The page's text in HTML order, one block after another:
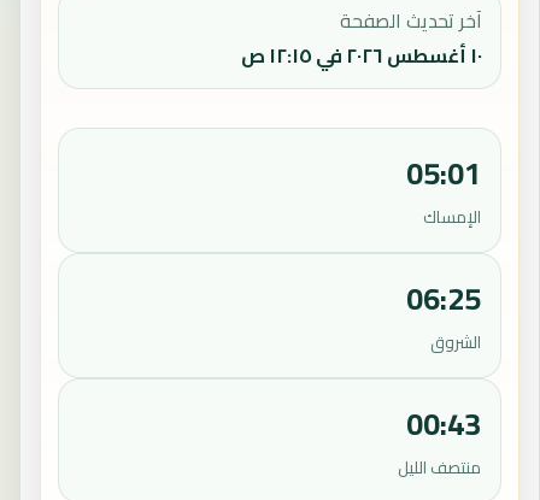
آخر تحديث الصفحة
١٠ أغسطس ٢٠٢٦ في ١٢:١٥ ص
05:01
الإمساك
06:25
الشروق
00:43
منتصف الليل